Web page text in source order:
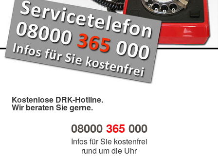
Kostenlose DRK-Hotline.
Wir beraten Sie gerne.
08000 365000
Infos für Sie kostenfrei
rund um die Uhr